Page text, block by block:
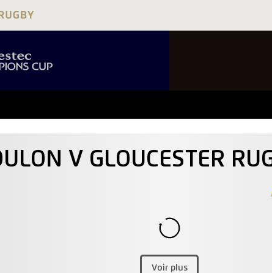
V GLOUCESTER
Voir plus